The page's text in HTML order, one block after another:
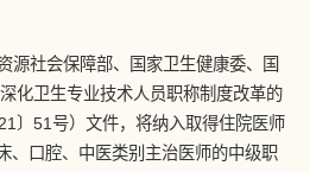
源社会保障部、国家卫生健康委、国
化卫生专业技术人员职称制度改革的
〕51号）文件，将纳入取得住院医师
、口腔、中医类别主治医师的中级职